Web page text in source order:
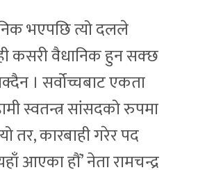
भएपछि त्यो दलले
कसरी वैधानिक हुन सक्छ
। सर्वोच्चबाट एकता
स्वतन्त्र सांसदको रुपमा
तर, कारबाही गरेर पद
आएका हौं’ नेता रामचन्द्र